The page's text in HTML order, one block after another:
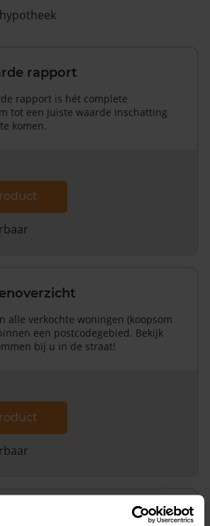
rapport
rapport is hét complete
tot een juiste waarde inschatting
komen.
alle verkochte woningen (koopsom
een postcodegebied. Bekijk
bij u in de straat!
(1 jaar gratis